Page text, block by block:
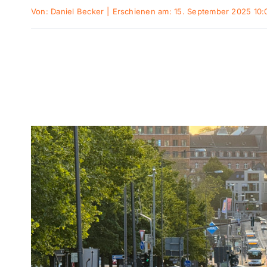
Von: Daniel Becker Erschienen am: 15. September 2025